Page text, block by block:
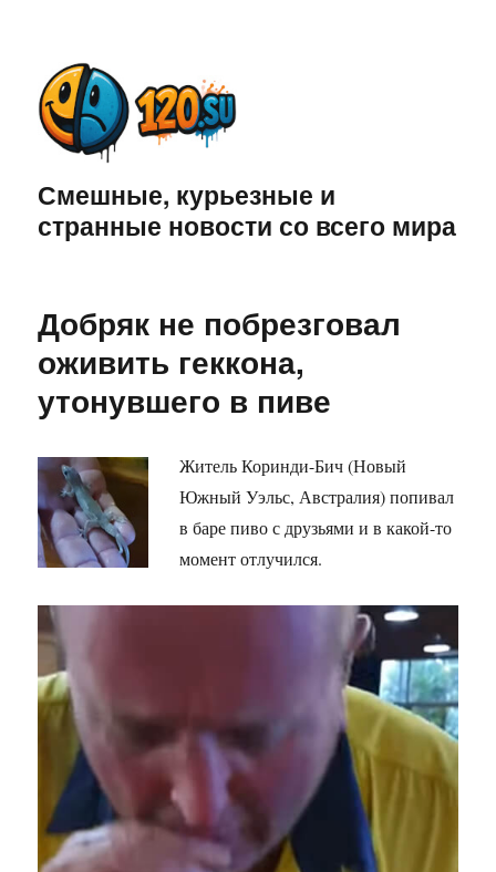
Смешные, курьезные и
странные новости со всего мира
Добряк не побрезговал
оживить геккона,
утонувшего в пиве
Житель Коринди-Бич (Новый
Южный Уэльс, Австралия) попивал
в баре пиво с друзьями и в какой-то
момент отлучился.